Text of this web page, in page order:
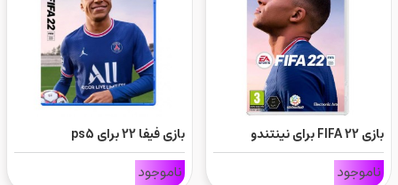
بازی FIFA 22 برای نینتندو
سوییچ
ناموجود
بازی فیفا 22 برای ps5
ناموجود